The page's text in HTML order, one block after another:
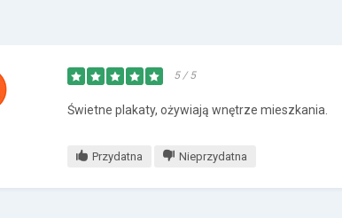
5 / 5
Świetne plakaty, ożywiają wnętrze mieszkania.
Przydatna Nieprzydatna